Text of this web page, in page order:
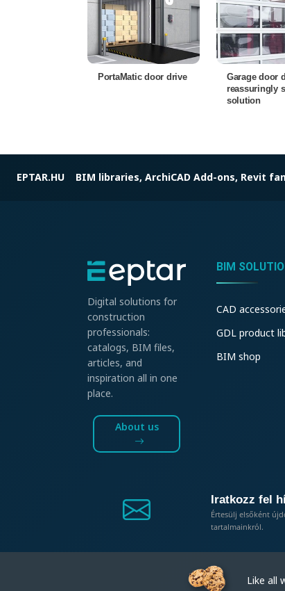
PortaMatic door drive
Garage door
reassuringly
solution
EPTAR.HU BIM libraries, ArchiCAD Add-ons, Revit
Digital solutions for
construction
professionals:
catalogs, BIM files,
articles, and
inspiration all in one
place.
About us
BIM
CAD
GDL product
BIM shop
Iratkozz fel
Értesülj elsőként
tartalmainkról.
Like all